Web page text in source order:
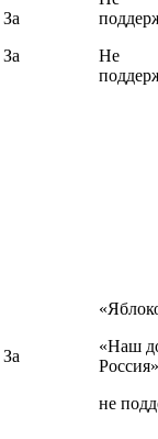
За
За
Не
За
«Наш
Россия»
не